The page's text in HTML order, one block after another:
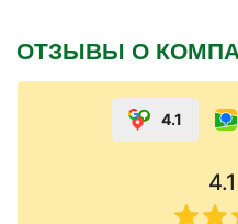
ОТЗЫВЫ О
4.1
4.1